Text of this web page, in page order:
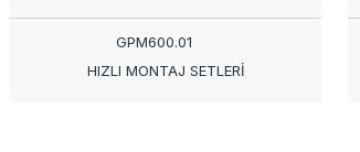
GPM600.01
HIZLI MONTAJ SETLERİ